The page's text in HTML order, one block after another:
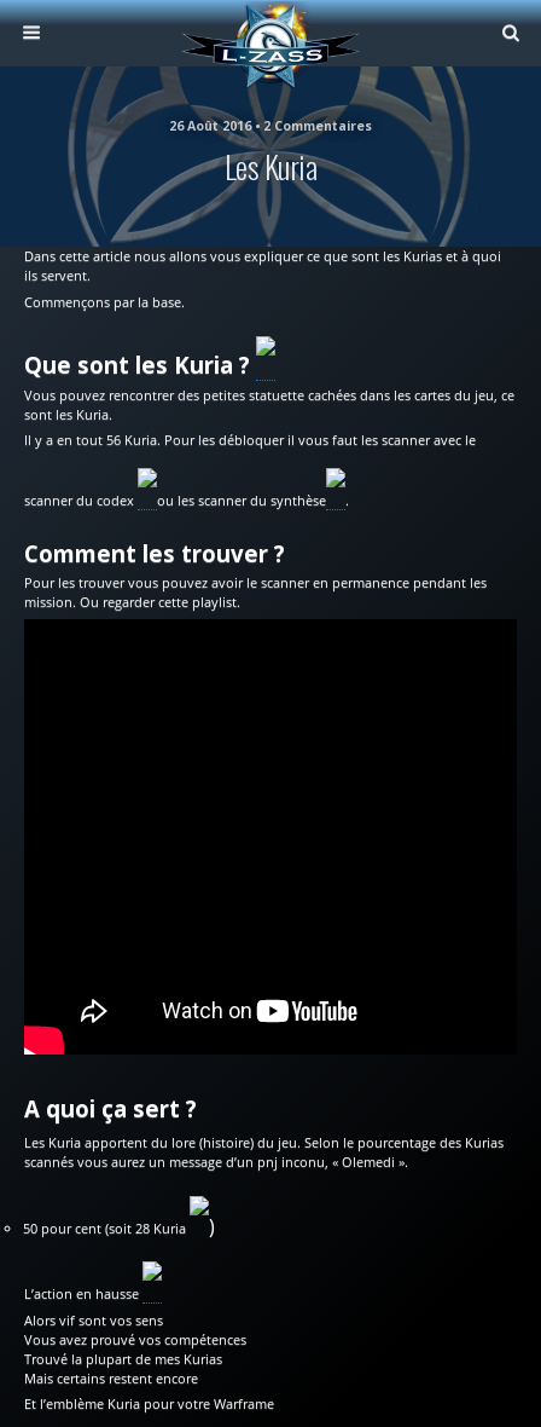
26 Août 2016 • 2 Commentaires
Les Kuria
Dans cette article nous allons vous expliquer ce que sont les Kurias et à quoi
ils servent.
Commençons par la base.
Que sont les Kuria ?
Vous pouvez rencontrer des petites statuette cachées dans les cartes du jeu, ce
sont les Kuria.
Il y a en tout 56 Kuria. Pour les débloquer il vous faut les scanner avec le
scanner du codex ou les scanner du synthèse .
Comment les trouver ?
Pour les trouver vous pouvez avoir le scanner en permanence pendant les
mission. Ou regarder cette playlist.
A quoi ça sert ?
Les Kuria apportent du lore (histoire) du jeu. Selon le pourcentage des Kurias
scannés vous aurez un message d’un pnj inconu, « Olemedi ».
50 pour cent (soit 28 Kuria )
L’action en hausse
Alors vif sont vos sens
Vous avez prouvé vos compétences
Trouvé la plupart de mes Kurias
Mais certains restent encore
Et l’emblème Kuria pour votre Warframe